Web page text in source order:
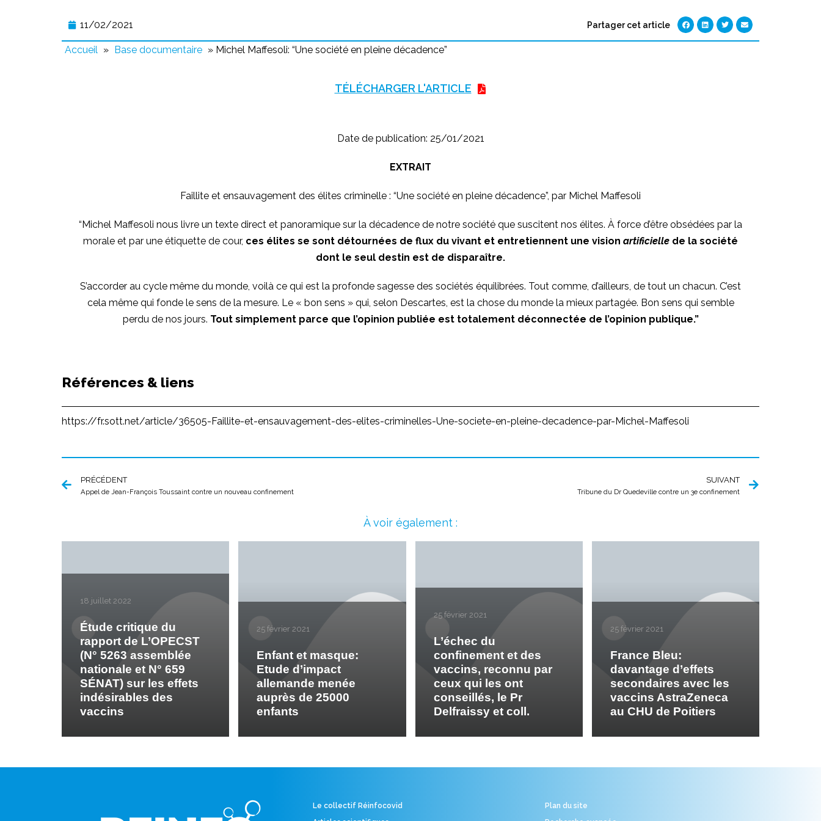
11/02/2021 Partager cet article
Accueil » Base documentaire » Michel Maffesoli: “Une société en pleine décadence”
TÉLÉCHARGER L'ARTICLE
Date de publication: 25/01/2021
EXTRAIT
Faillite et ensauvagement des élites criminelle : “Une société en pleine décadence”, par Michel Maffesoli
“Michel Maffesoli nous livre un texte direct et panoramique sur la décadence de notre société que suscitent nos élites. À force d’être obsédées par la
morale et par une étiquette de cour, ces élites se sont détournées de flux du vivant et entretiennent une vision artificielle de la société
dont le seul destin est de disparaître.
S’accorder au cycle même du monde, voilà ce qui est la profonde sagesse des sociétés équilibrées. Tout comme, d’ailleurs, de tout un chacun. C’est
cela même qui fonde le sens de la mesure. Le « bon sens » qui, selon Descartes, est la chose du monde la mieux partagée. Bon sens qui semble
perdu de nos jours. Tout simplement parce que l’opinion publiée est totalement déconnectée de l’opinion publique.”
Références & liens
https://fr.sott.net/article/36505-Faillite-et-ensauvagement-des-elites-criminelles-Une-societe-en-pleine-decadence-par-Michel-Maffesoli
PRÉCÉDENT
Appel de Jean-François Toussaint contre un nouveau confinement
SUIVANT
Tribune du Dr Quedeville contre un 3e confinement
À voir également :
18 juillet 2022
Étude critique du
rapport de L’OPECST
(N° 5263 assemblée
nationale et N° 659
SÉNAT) sur les effets
indésirables des
vaccins
25 février 2021
Enfant et masque:
Etude d’impact
allemande menée
auprès de 25000
enfants
25 février 2021
L’échec du
confinement et des
vaccins, reconnu par
ceux qui les ont
conseillés, le Pr
Delfraissy et coll.
25 février 2021
France Bleu:
davantage d’effets
secondaires avec les
vaccins AstraZeneca
au CHU de Poitiers
Le collectif Réinfocovid
Plan du site